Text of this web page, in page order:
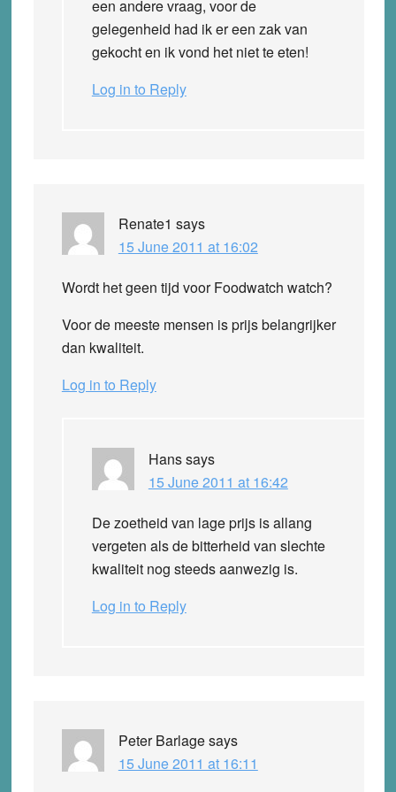
een andere vraag, voor de
gelegenheid had ik er een zak van
gekocht en ik vond het niet te eten!
Log in to Reply
Renate1 says
15 June 2011 at 16:02
Wordt het geen tijd voor Foodwatch watch?
Voor de meeste mensen is prijs belangrijker
dan kwaliteit.
Log in to Reply
Hanssays
15 June 2011 at 16:42
De zoetheid van lage prijs is allang
vergeten als de bitterheid van slechte
kwaliteit nog steeds aanwezig is.
Log in to Reply
Peter Barlagesays
15 June 2011 at 16:11